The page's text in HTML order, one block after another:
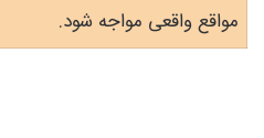
مواقع واقعی مواجه شود.